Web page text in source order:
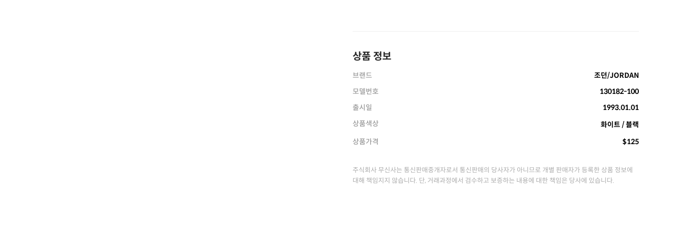
상품 정보
브랜드
조던/JORDAN
모델번호
130182-100
출시일
1993.01.01
상품색상
화이트 / 블랙
상품가격
$125
주식회사 무신사는 통신판매중개자로서 통신판매의 당사자가 아니므로 개별 판매자가 등록한 상품 정보에
대해 책임지지 않습니다. 단, 거래과정에서 검수하고 보증하는 내용에 대한 책임은 당사에 있습니다.